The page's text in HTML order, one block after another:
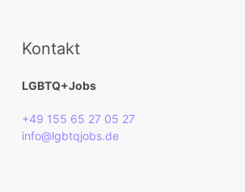
Kontakt
LGBTQ+Jobs
+49 155 65 27 05 27
info@lgbtqjobs.de